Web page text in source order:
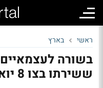
ראשי בארץ
בשורה
ששירתו בצו 8 יוארכו בחצי שנה נוספת